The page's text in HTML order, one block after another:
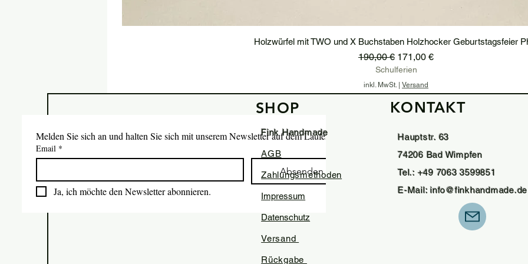
Holzwürfel mit TWO und X Buchstaben Holzhocker Geburtstagsfeier
Standardpreis
190,00 € Sale-Preis
171,00 €
Schulferien
inkl. MwSt.| Versand
In den Warenkorb
Melden Sie sich an und halten Sie sich mit unserem Newsletter auf dem Laufenden.
Email *
Absenden
Ja, ich möchte den Newsletter abonnieren.
SHOP
Fink Handmade
AGB
Zahlungsmethoden
Impressum
Datenschutz
Versand
Rückgabe
KONTAKT
Hauptstr. 63
74206 Bad Wimpfen
Tel.: +49 7063 3599851
E-Mail:info@finkhandmade.de